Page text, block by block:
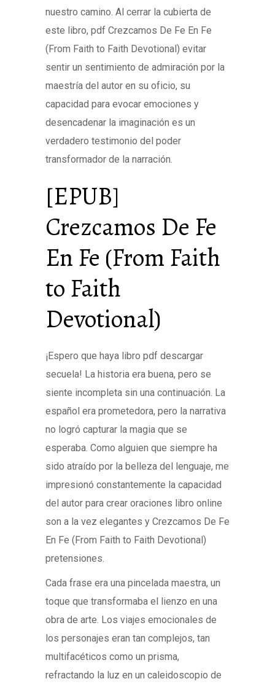
nuestro camino. Al cerrar la cubierta de
este libro, pdf Crezcamos De Fe En Fe
(From Faith to Faith Devotional) evitar
sentir un sentimiento de admiración por la
maestría del autor en su oficio, su
capacidad para evocar emociones y
desencadenar la imaginación es un
verdadero testimonio del poder
transformador de la narración.
[EPUB]
Crezcamos De Fe
En Fe (From Faith
to Faith
Devotional)
¡Espero que haya libro pdf descargar
secuela! La historia era buena, pero se
siente incompleta sin una continuación. La
español era prometedora, pero la narrativa
no logró capturar la magia que se
esperaba. Como alguien que siempre ha
sido atraído por la belleza del lenguaje, me
impresionó constantemente la capacidad
del autor para crear oraciones libro online​
son a la vez elegantes y Crezcamos De Fe
En Fe (From Faith to Faith Devotional)
pretensiones.
Cada frase era una pincelada maestra, un
toque que transformaba el lienzo en una
obra de arte. Los viajes emocionales de
los personajes eran tan complejos, tan
multifacéticos como un prisma,
refractando la luz en un caleidoscopio de